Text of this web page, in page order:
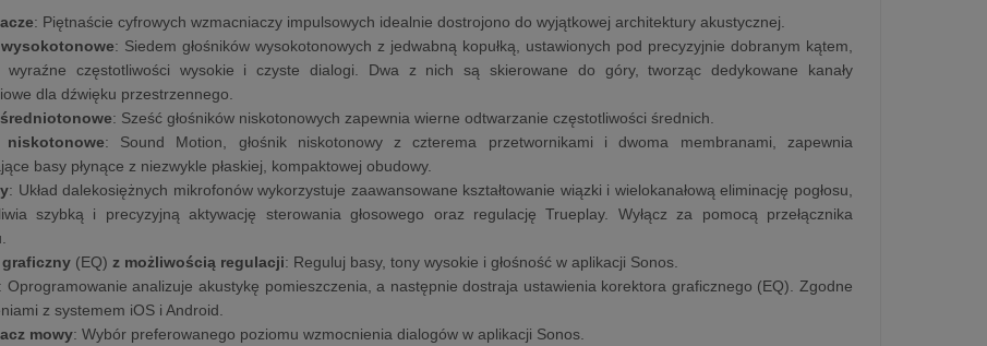
: Piętnaście cyfrowych wzmacniaczy impulsowych idealnie dostrojono do wyjątkowej architektury akustycznej.
: Siedem głośników wysokotonowych z jedwabną kopułką, ustawionych pod precyzyjnie dobranym kątem,
wyraźne częstotliwości wysokie i czyste dialogi. Dwa z nich są skierowane do góry, tworząc dedykowane kanały
dla dźwięku przestrzennego.
: Sześć głośników niskotonowych zapewnia wierne odtwarzanie częstotliwości średnich.
niskotonowe: Sound Motion, głośnik niskotonowy z czterema przetwornikami i dwoma membranami, zapewnia
basy płynące z niezwykle płaskiej, kompaktowej obudowy.
: Układ dalekosiężnych mikrofonów wykorzystuje zaawansowane kształtowanie wiązki i wielokanałową eliminację pogłosu,
szybką i precyzyjną aktywację sterowania głosowego oraz regulację Trueplay. Wyłącz za pomocą przełącznika
(EQ) z możliwością regulacji: Reguluj basy, tony wysokie i głośność w aplikacji Sonos.
: Oprogramowanie analizuje akustykę pomieszczenia, a następnie dostraja ustawienia korektora graficznego (EQ). Zgodne
z systemem iOS i Android.
mowy: Wybór preferowanego poziomu wzmocnienia dialogów w aplikacji Sonos.